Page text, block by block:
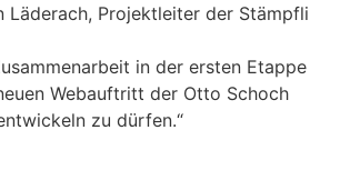
Läderach, Projektleiter der Stämpfli
in der ersten Etappe
Webauftritt der Otto Schoch
zu dürfen.“